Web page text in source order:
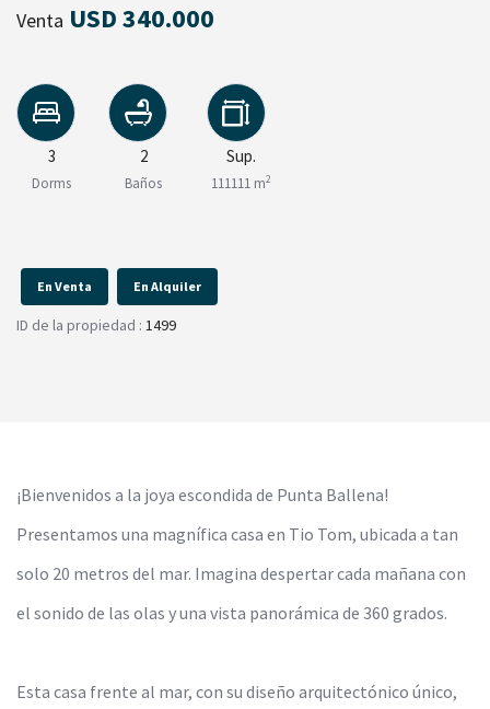
Venta USD 340.000
3
Dorms
2
Baños
Sup.
111111 m2
En Venta En Alquiler
ID de la propiedad : 1499
¡Bienvenidos a la joya escondida de Punta Ballena!
Presentamos una magnífica casa en Tio Tom, ubicada a tan
solo 20 metros del mar. Imagina despertar cada mañana con
el sonido de las olas y una vista panorámica de 360 grados.
Esta casa frente al mar, con su diseño arquitectónico único,